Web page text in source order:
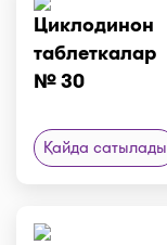
Қайда сатылады